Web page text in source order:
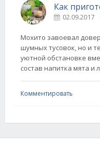
02.09.2017
Мохито завоевал
шумных тусовок, но и
уютной обстановке
состав напитка мята и
Комментировать